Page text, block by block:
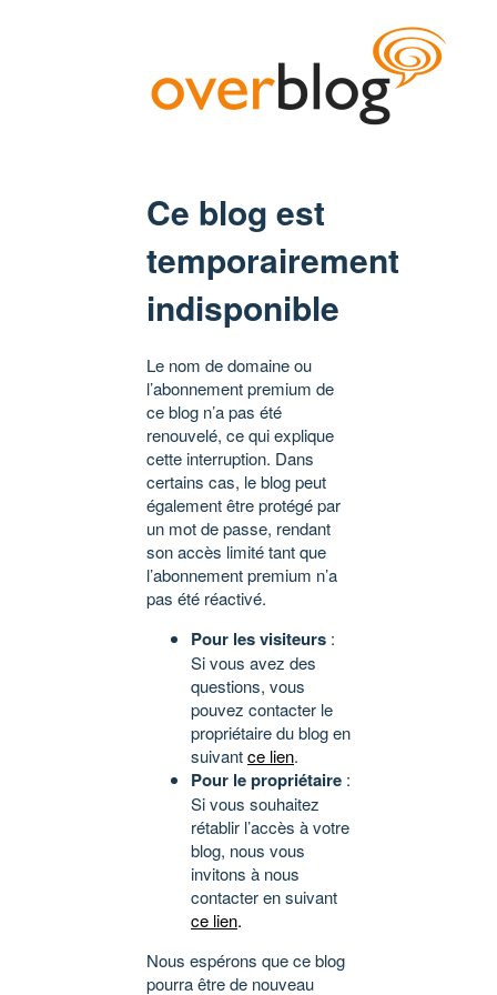
Ce blog est
temporairement
indisponible
Le nom de domaine ou
l’abonnement premium de
ce blog n’a pas été
renouvelé, ce qui explique
cette interruption. Dans
certains cas, le blog peut
également être protégé par
un mot de passe, rendant
son accès limité tant que
l’abonnement premium n’a
pas été réactivé.
Pour les visiteurs :
Si vous avez des
questions, vous
pouvez contacter le
propriétaire du blog en
suivantce lien.
Pour le propriétaire :
Si vous souhaitez
rétablir l’accès à votre
blog, nous vous
invitons à nous
contacter en suivant
ce lien.
Nous espérons que ce blog
pourra être de nouveau